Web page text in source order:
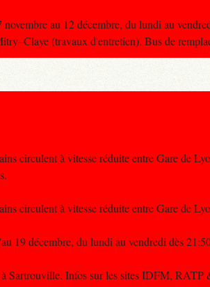
novembre au 12 décembre, du lundi au
(travaux d'entretien). Bus de
circulent à vitesse réduite entre Gare de
circulent à vitesse réduite entre Gare de
19 décembre, du lundi au vendredi dès
Sartrouville. Infos sur les sites IDFM, RATP